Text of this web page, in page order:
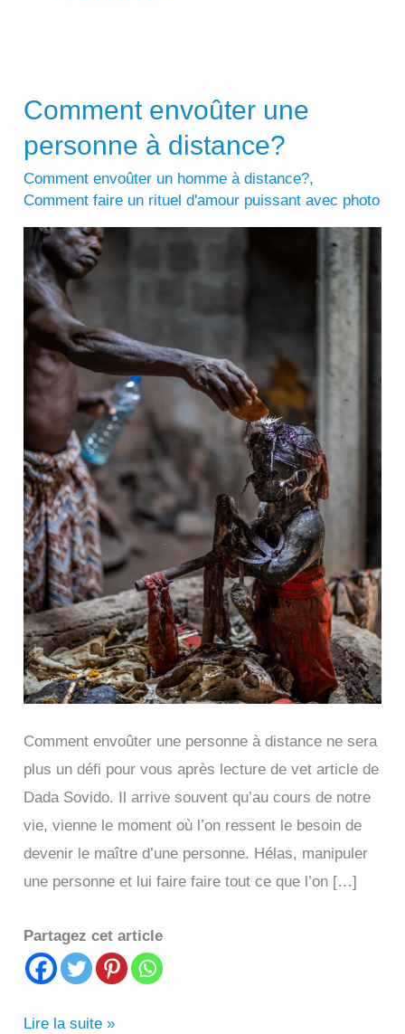
Comment envoûter une
personne à distance?
Comment envoûter un homme à distance?,
Comment faire un rituel d'amour puissant avec photo
Comment envoûter une personne à distance ne sera
plus un défi pour vous après lecture de vet article de
Dada Sovido. Il arrive souvent qu’au cours de notre
vie, vienne le moment où l’on ressent le besoin de
devenir le maître d’une personne. Hélas, manipuler
une personne et lui faire faire tout ce que l’on […]
Partagez cet article
Comment
Lire la suite »